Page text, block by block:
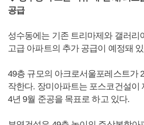
공급
성수동에는 기존 트리마제와 갤러리
고급 아파트의 추가 공급이 예정돼
49층 규모의 아크로서울포레스트가
작한다. 장미아파트는 포스코건설이
4년 9월 준공을 목표로 하고 있다.